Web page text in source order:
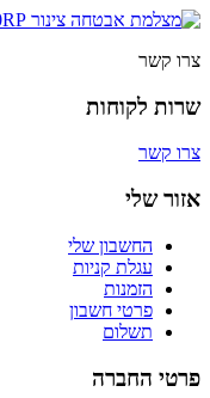
צרו קשר
שרות לקוחות
צרו קשר
אזור שלי
החשבון שלי
עגלת קניות
הזמנות
פרטי חשבון
תשלום
פרטי החברה